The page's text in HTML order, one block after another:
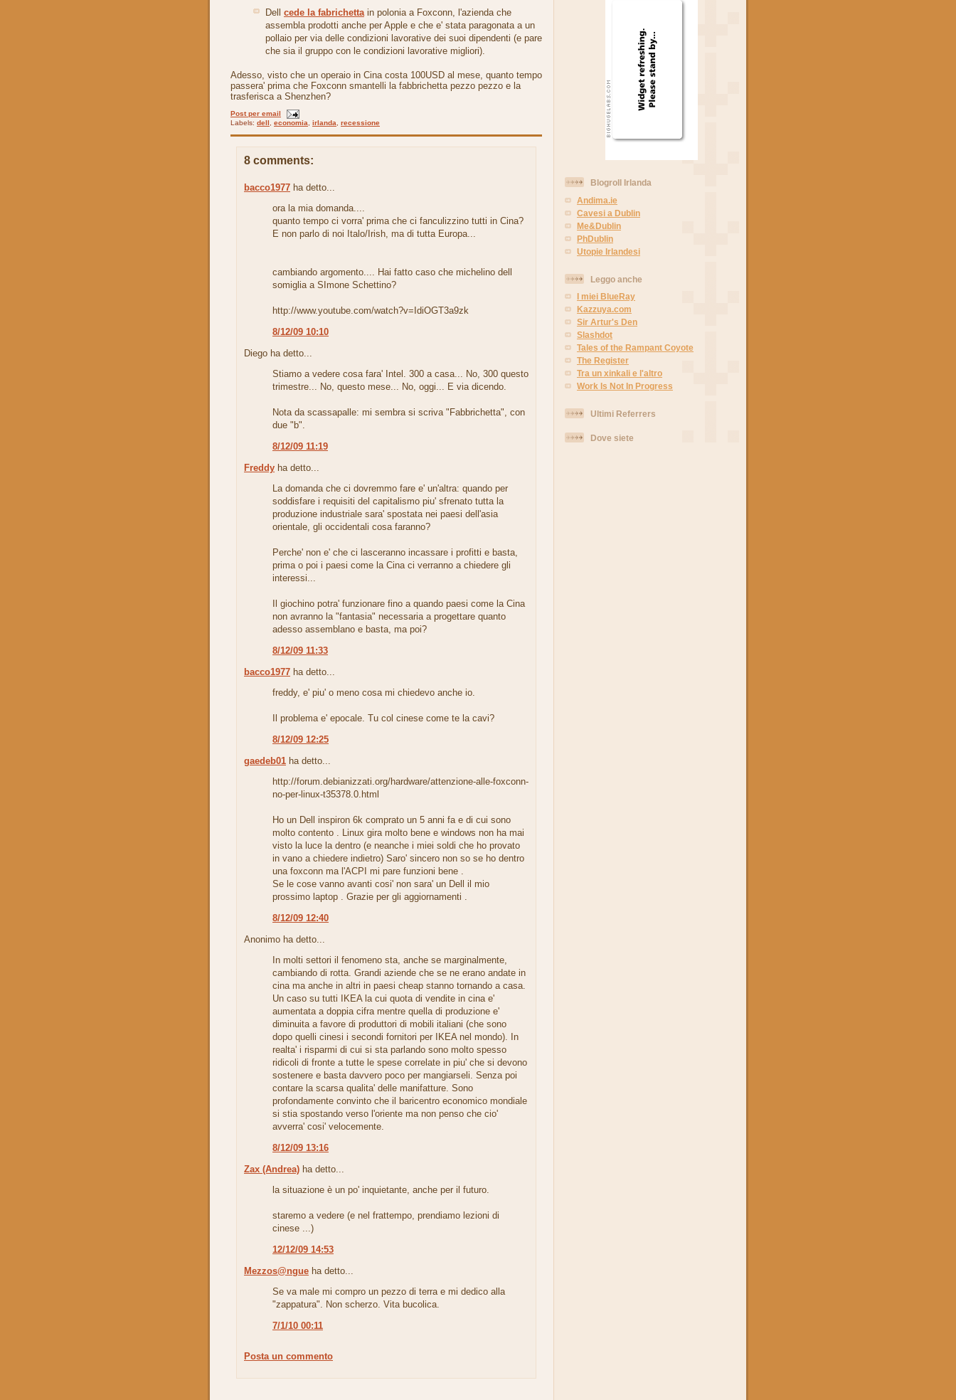
Dell cede la fabrichettain polonia a Foxconn, l'azienda che
assembla prodotti anche per Apple e che e' stata paragonata a un
pollaio per via delle condizioni lavorative dei suoi dipendenti (e pare
che sia il gruppo con le condizioni lavorative migliori).
Adesso, visto che un operaio in Cina costa 100USD al mese, quanto tempo
passera' prima che Foxconn smantelli la fabbrichetta pezzo pezzo e la
trasferisca a Shenzhen?
Post per email
Labels: dell economia irlanda recessione
8 comments:
bacco1977 ha detto...
ora la mia domanda....
quanto tempo ci vorra' prima che ci fanculizzino tutti in Cina?
E non parlo di noi Italo/Irish, ma di tutta Europa...
cambiando argomento.... Hai fatto caso che michelino dell
somiglia a SImone Schettino?
http://www.youtube.com/watch?v=IdiOGT3a9zk
8/12/09 10:10
Diego ha detto...
Stiamo a vedere cosa fara' Intel. 300 a casa... No, 300 questo
trimestre... No, questo mese... No, oggi... E via dicendo.
Nota da scassapalle: mi sembra si scriva "Fabbrichetta", con
due "b".
8/12/09 11:19
Freddy ha detto...
La domanda che ci dovremmo fare e' un'altra: quando per
soddisfare i requisiti del capitalismo piu' sfrenato tutta la
produzione industriale sara' spostata nei paesi dell'asia
orientale, gli occidentali cosa faranno?
Perche' non e' che ci lasceranno incassare i profitti e basta,
prima o poi i paesi come la Cina ci verranno a chiedere gli
interessi...
Il giochino potra' funzionare fino a quando paesi come la Cina
non avranno la "fantasia" necessaria a progettare quanto
adesso assemblano e basta, ma poi?
8/12/09 11:33
bacco1977 ha detto...
freddy, e' piu' o meno cosa mi chiedevo anche io.
Il problema e' epocale. Tu col cinese come te la cavi?
8/12/09 12:25
gaedeb01 ha detto...
http://forum.debianizzati.org/hardware/attenzione-alle-foxconn-
no-per-linux-t35378.0.html
Ho un Dell inspiron 6k comprato un 5 anni fa e di cui sono
molto contento . Linux gira molto bene e windows non ha mai
visto la luce la dentro (e neanche i miei soldi che ho provato
in vano a chiedere indietro) Saro' sincero non so se ho dentro
una foxconn ma l'ACPI mi pare funzioni bene .
Se le cose vanno avanti cosi' non sara' un Dell il mio
prossimo laptop . Grazie per gli aggiornamenti .
8/12/09 12:40
Anonimo ha detto...
In molti settori il fenomeno sta, anche se marginalmente,
cambiando di rotta. Grandi aziende che se ne erano andate in
cina ma anche in altri in paesi cheap stanno tornando a casa.
Un caso su tutti IKEA la cui quota di vendite in cina e'
aumentata a doppia cifra mentre quella di produzione e'
diminuita a favore di produttori di mobili italiani (che sono
dopo quelli cinesi i secondi fornitori per IKEA nel mondo). In
realta' i risparmi di cui si sta parlando sono molto spesso
ridicoli di fronte a tutte le spese correlate in piu' che si devono
sostenere e basta davvero poco per mangiarseli. Senza poi
contare la scarsa qualita' delle manifatture. Sono
profondamente convinto che il baricentro economico mondiale
si stia spostando verso l'oriente ma non penso che cio'
avverra' cosi' velocemente.
8/12/09 13:16
Zax (Andrea) ha detto...
la situazione è un po' inquietante, anche per il futuro.
staremo a vedere (e nel frattempo, prendiamo lezioni di
cinese ...)
12/12/09 14:53
Mezzos@ngue ha detto...
Se va male mi compro un pezzo di terra e mi dedico alla
"zappatura". Non scherzo. Vita bucolica.
7/1/10 00:11
Posta un commento
Blogroll Irlanda
Andima.ie
Cavesi a Dublin
Me&Dublin
PhDublin
Utopie Irlandesi
Leggo anche
I miei BlueRay
Kazzuya.com
Sir Artur's Den
Slashdot
Tales of the Rampant Coyote
The Register
Tra un xinkali e l'altro
Work Is Not In Progress
Ultimi Referrers
Dove siete